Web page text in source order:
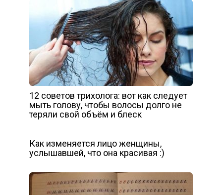
12 советов трихолога: вот как следует
мыть голову, чтобы волосы долго не
теряли свой объём и блеск
Как изменяется лицо женщины,
услышавшей, что она красивая :)